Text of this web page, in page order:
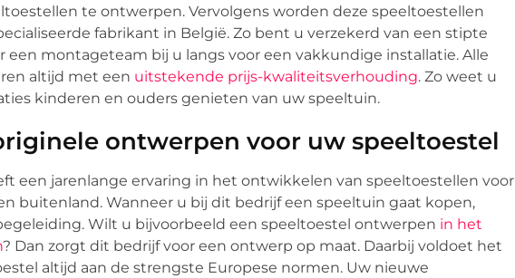
te ontwerpen. Vervolgens worden deze speeltoestellen
fabrikant in België. Zo bent u verzekerd van een stipte
een montageteam bij u langs voor een vakkundige installatie. Alle
altijd met een uitstekende prijs-kwaliteitsverhouding. Zo weet u
kinderen en ouders genieten van uw speeltuin.
ontwerpen voor uw speeltoestel
een jarenlange ervaring in het ontwikkelen van speeltoestellen voor
buitenland. Wanneer u bij dit bedrijf een speeltuin gaat kopen,
Wilt u bijvoorbeeld een speeltoestel ontwerpen in het
? Dan zorgt dit bedrijf voor een ontwerp op maat. Daarbij voldoet het
altijd aan de strengste Europese normen. Uw nieuwe